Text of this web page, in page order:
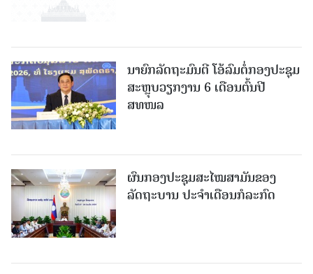
ນາຍົກລັດຖະມົນຕີ ໂອ້ລົມຕໍ່ກອງປະຊຸມ
ສະຫຼຸບວຽກງານ 6 ເດືອນຕົ້ນປີ
ສທໜລ
ຜົນກອງປະຊຸມສະໄໝສາມັນຂອງ
ລັດຖະບານ ປະຈຳເດືອນກໍລະກົດ